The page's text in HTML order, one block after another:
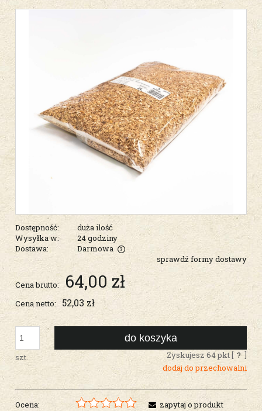
Dostępność:
duża ilość
Wysyłka w:
24 godziny
Dostawa:
Darmowa
Cena nie zawiera ewentualnych kosztów płatności
sprawdź formy dostawy
Cena brutto: 64,00 zł
Cena netto: 52,03 zł
szt.
do koszyka
Zyskujesz 64pkt [ ? ]
dodaj do przechowalni
Ocena:
zapytaj o produkt